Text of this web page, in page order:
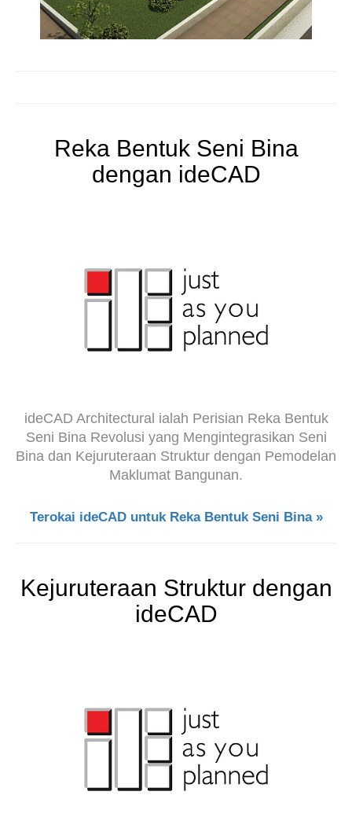
Reka Bentuk Seni Bina
dengan ideCAD
ideCAD Architectural ialah Perisian Reka Bentuk
Seni Bina Revolusi yang Mengintegrasikan Seni
Bina dan Kejuruteraan Struktur dengan Pemodelan
Maklumat Bangunan.
Terokai ideCAD untuk Reka Bentuk Seni Bina »
Kejuruteraan Struktur dengan
ideCAD